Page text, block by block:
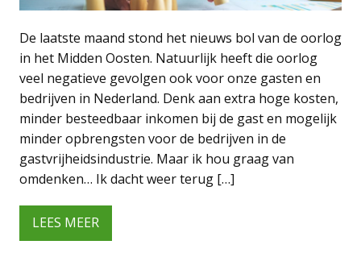
De laatste maand stond het nieuws bol van de oorlog
in het Midden Oosten. Natuurlijk heeft die oorlog
veel negatieve gevolgen ook voor onze gasten en
bedrijven in Nederland. Denk aan extra hoge kosten,
minder besteedbaar inkomen bij de gast en mogelijk
minder opbrengsten voor de bedrijven in de
gastvrijheidsindustrie. Maar ik hou graag van
omdenken… Ik dacht weer terug […]
LEES MEER